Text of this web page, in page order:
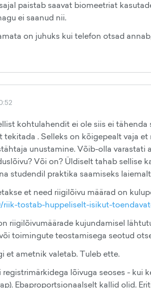
paistab saavat biomeetriat
ei saanud nii.
on juhuks kui telefon otsad
kohtulahendit ei ole siis ei
. Selleks on kõigepealt vaja
unustamine. Võib-olla
Või on? Üldiselt tahab sellise
studendil praktika saamiseks
et need riigilõivu määrad on
riik-tostab-huppeliselt-isikut-
riigilõivumäärade kujundamisel
toimingute teostamisega seotud
et ametnik valetab. Tuleb ette.
lõivuga seoses - kui
Ebaproportsionaalselt kallid olid.